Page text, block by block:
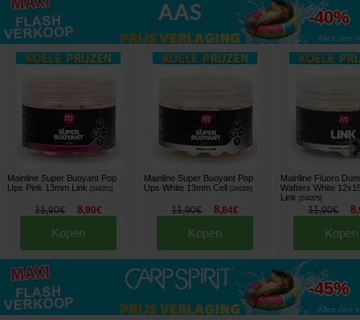
tot
-40%
Alles zien »
Mainline Super Buoyant Pop
Ups Pink 13mm Link
244351]
11,90€ 8,90€
Kopen
Mainline Super Buoyant Pop
Ups White 13mm Cell
244355]
11,90€ 8,84€
Kopen
Mainline Fluoro
Wafters White
Link
244375]
11,90€ 8,
Kopen
tot
-45%
Alles zien »